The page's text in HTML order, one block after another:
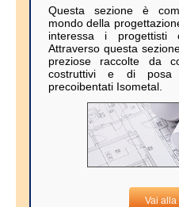
Questa sezione è
mondo della
interessa i progettisti
Attraverso questa
preziose raccolte da
costruttivi e di
precoibentati Isometal.
Vai